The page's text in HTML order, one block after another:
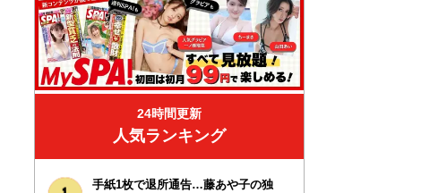
24時間更新
人気ランキング
手紙1枚で退所通告…藤あや子の独